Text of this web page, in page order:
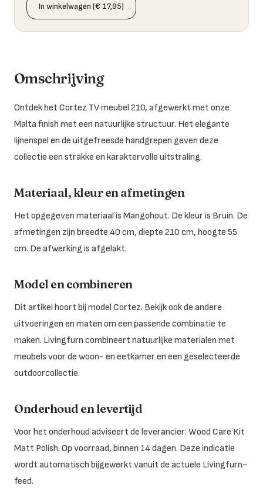
In winkelwagen (€ 17,95)
Omschrijving
Ontdek het Cortez TV meubel 210, afgewerkt met onze
Malta finish met een natuurlijke structuur. Het elegante
lijnenspel en de uitgefreesde handgrepen geven deze
collectie een strakke en karaktervolle uitstraling.
Materiaal, kleur en afmetingen
Het opgegeven materiaal is Mangohout. De kleur is Bruin. De
afmetingen zijn breedte 40 cm, diepte 210 cm, hoogte 55
cm. De afwerking is afgelakt.
Model en combineren
Dit artikel hoort bij model Cortez. Bekijk ook de andere
uitvoeringen en maten om een passende combinatie te
maken. Livingfurn combineert natuurlijke materialen met
meubels voor de woon- en eetkamer en een geselecteerde
outdoorcollectie.
Onderhoud en levertijd
Voor het onderhoud adviseert de leverancier: Wood Care Kit
Matt Polish. Op voorraad, binnen 14 dagen. Deze indicatie
wordt automatisch bijgewerkt vanuit de actuele Livingfurn-
feed.